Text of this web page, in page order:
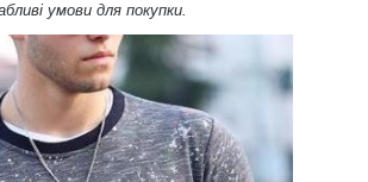
умови для покупки.